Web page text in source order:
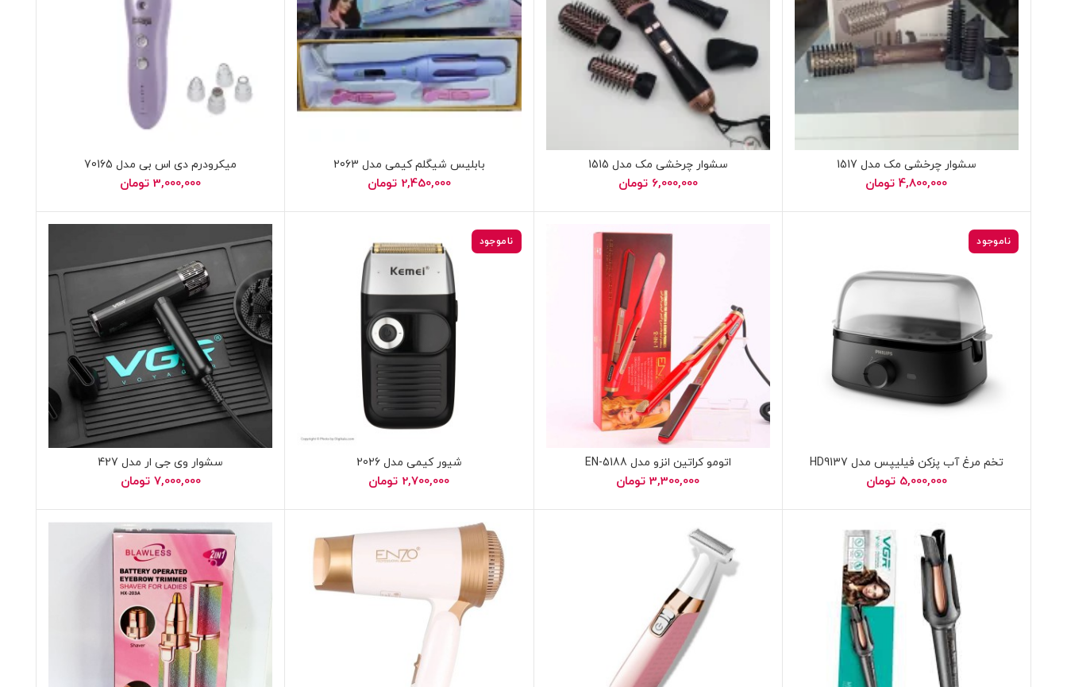
سشوار چرخشی مک مدل 1517
4,800,000 تومان
سشوار چرخشی مک مدل 1515
6,000,000 تومان
بابلیس شیگلم کیمی مدل 2063
2,450,000 تومان
میکرودرم دی اس بی مدل 70165
3,000,000 تومان
ناموجود
تخم مرغ آب پزکن فیلیپس مدل HD9137
5,000,000 تومان
اتومو کراتین انزو مدل EN-5188
3,300,000 تومان
ناموجود
شیور کیمی مدل 2026
2,700,000 تومان
سشوار وی جی ار مدل 427
7,000,000 تومان